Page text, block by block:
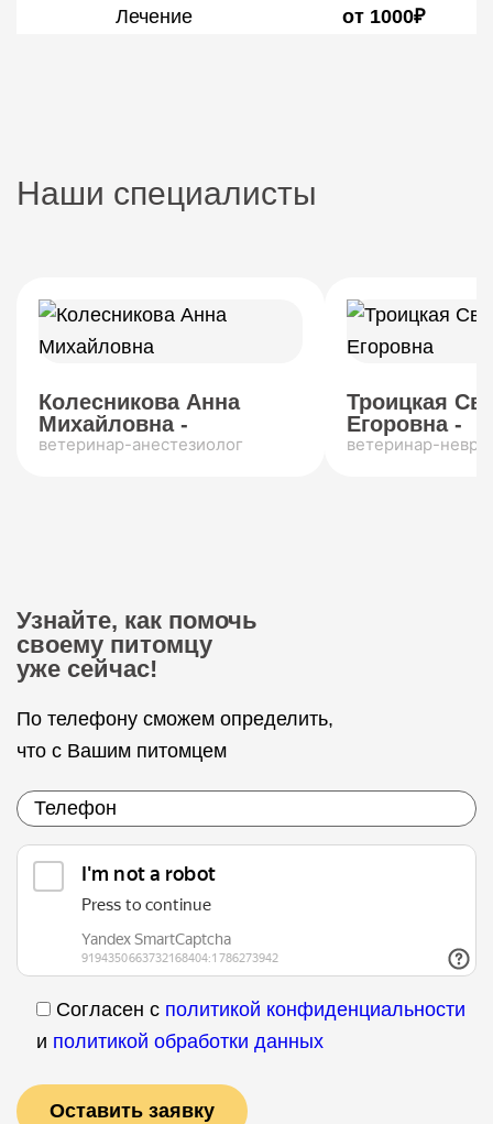
Лечение
от 1000₽
Наши специалисты
Колесникова Анна
Михайловна -
ветеринар-анестезиолог
Троицкая
Егоровна -
ветеринар-
Узнайте, как помочь
своему питомцу
уже сейчас!
По телефону сможем определить,
что с Вашим питомцем
Согласен с политикой конфиденциальности
и политикой обработки данных